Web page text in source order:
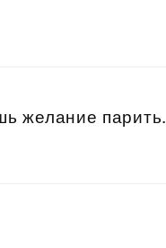
желание парить.